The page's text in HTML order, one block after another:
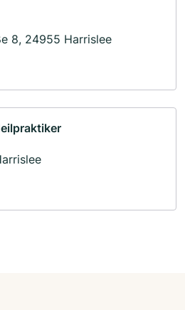
8, 24955 Harrislee